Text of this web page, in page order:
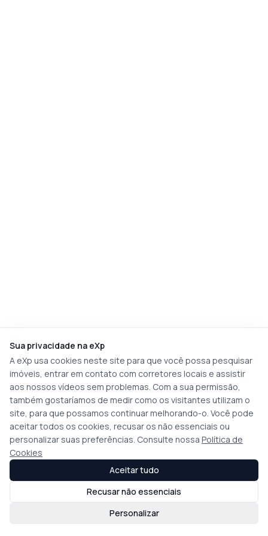
Sua privacidade na eXp
A eXp usa cookies neste site para que você possa pesquisar
imóveis, entrar em contato com corretores locais e assistir
aos nossos vídeos sem problemas. Com a sua permissão,
também gostaríamos de medir como os visitantes utilizam o
site, para que possamos continuar melhorando-o. Você pode
aceitar todos os cookies, recusar os não essenciais ou
personalizar suas preferências. Consulte nossa Política de
Cookies
Personalizar
Recusar não essenciais
Aceitar tudo